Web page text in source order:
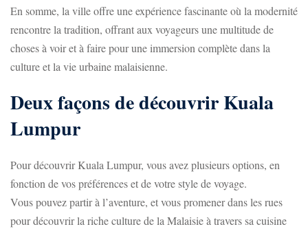
En somme, la ville offre une expérience fascinante où la modernité
rencontre la tradition, offrant aux voyageurs une multitude de
choses à voir et à faire pour une immersion complète dans la
culture et la vie urbaine malaisienne.
Deux façons de découvrir Kuala
Lumpur
Pour découvrir Kuala Lumpur, vous avez plusieurs options, en
fonction de vos préférences et de votre style de voyage.
Vous pouvez partir à l’aventure, et vous promener dans les rues
pour découvrir la riche culture de la Malaisie à travers sa cuisine